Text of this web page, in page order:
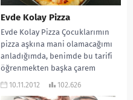
Evde Kolay Pizza
Evde Kolay Pizza Çocuklarımın
pizza aşkına mani olamacağımı
anladığımda, benimde bu tarifi
öğrenmekten başka çarem
olmadığını anladım :). Bizimkiler
10.11.2012 102.626